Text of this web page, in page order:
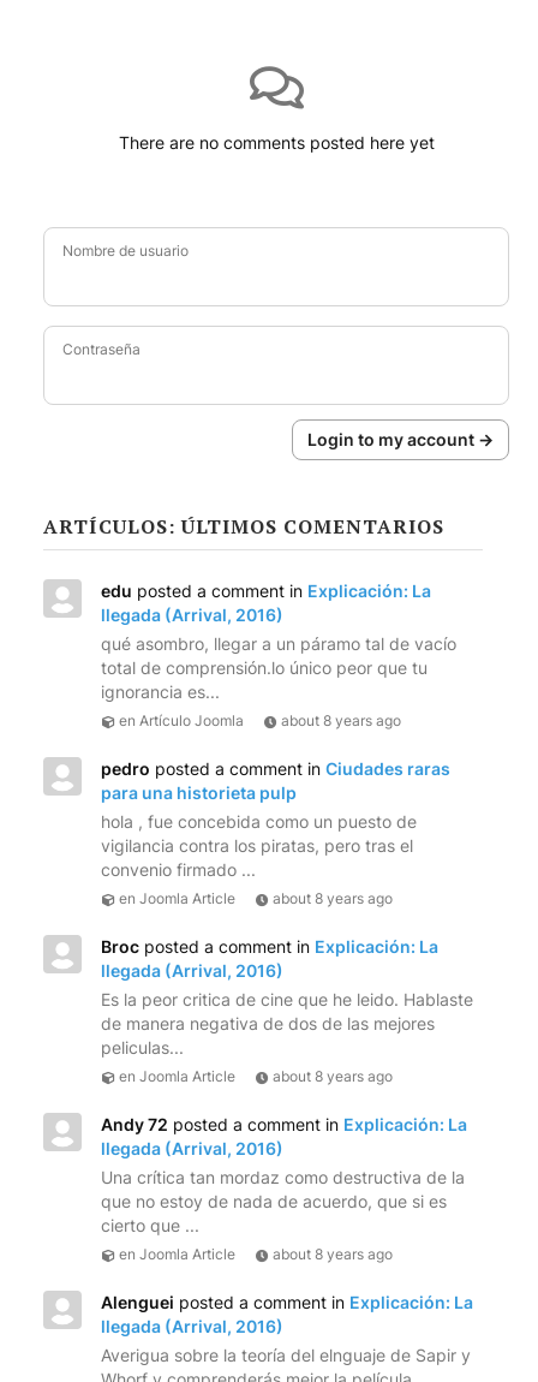
There are no comments posted here yet
Nombre de usuario
Contraseña
Login to my account →
ARTÍCULOS: ÚLTIMOS COMENTARIOS
edu posted a comment in Explicación: La
llegada (Arrival, 2016)
qué asombro, llegar a un páramo tal de vacío
total de comprensión.lo único peor que tu
ignorancia es...
en Artículo Joomla about 8 years ago
pedro posted a comment in Ciudades raras
para una historieta pulp
hola , fue concebida como un puesto de
vigilancia contra los piratas, pero tras el
convenio firmado ...
en Joomla Article about 8 years ago
Broc posted a comment in Explicación: La
llegada (Arrival, 2016)
Es la peor critica de cine que he leido. Hablaste
de manera negativa de dos de las mejores
peliculas...
en Joomla Article about 8 years ago
Andy 72 posted a comment in Explicación: La
llegada (Arrival, 2016)
Una crítica tan mordaz como destructiva de la
que no estoy de nada de acuerdo, que si es
cierto que ...
en Joomla Article about 8 years ago
Alenguei posted a comment in Explicación: La
llegada (Arrival, 2016)
Averigua sobre la teoría del elnguaje de Sapir y